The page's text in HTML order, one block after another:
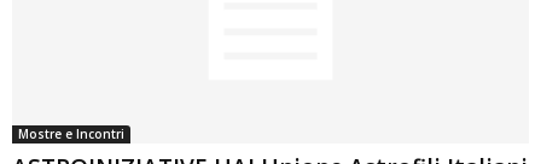
Mostre e Incontri